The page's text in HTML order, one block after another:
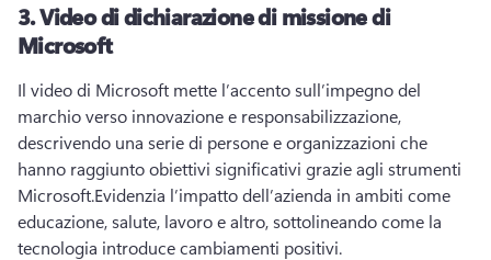
3.Video di dichiarazione di missione di
Microsoft
Il video di Microsoft mette l’accento sull’impegno del
marchio verso innovazione e responsabilizzazione,
descrivendo una serie di persone e organizzazioni che
hanno raggiunto obiettivi significativi grazie agli strumenti
Microsoft.Evidenzia l’impatto dell’azienda in ambiti come
educazione, salute, lavoro e altro, sottolineando come la
tecnologia introduce cambiamenti positivi.